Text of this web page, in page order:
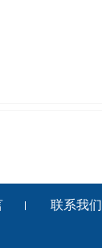
联系我们